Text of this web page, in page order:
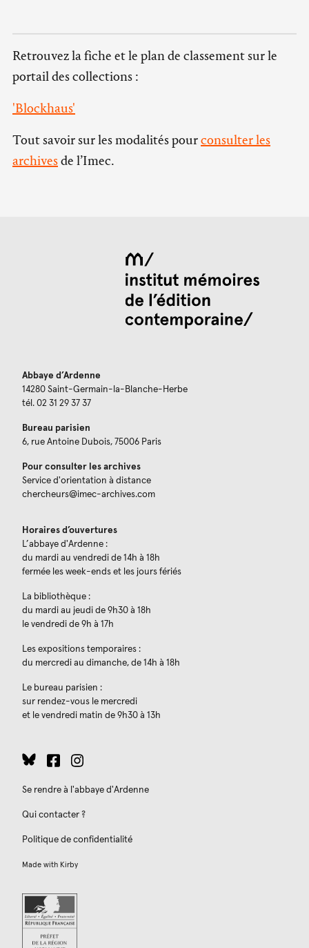
Retrouvez la fiche et le plan de classement sur le
portail des collections :
'Blockhaus'
Tout savoir sur les modalités pourconsulter les
archivesde l’Imec.
Abbaye d’Ardenne
14280 Saint-Germain-la-Blanche-Herbe
tél. 02 31 29 37 37
Bureau parisien
6, rue Antoine Dubois, 75006 Paris
Pour consulter les archives
Service d'orientation à distance
chercheurs@imec-archives.com
Horaires d’ouvertures
L’abbaye d'Ardenne :
du mardi au vendredi de 14h à 18h
fermée les week-ends et les jours fériés
La bibliothèque :
du mardi au jeudi de 9h30 à 18h
le vendredi de 9h à 17h
Les expositions temporaires :
du mercredi au dimanche, de 14h à 18h
Le bureau parisien :
sur rendez-vous le mercredi
et le vendredi matin de 9h30 à 13h
Se rendre à l'abbaye d'Ardenne
Qui contacter ?
Politique de confidentialité
Made with Kirby